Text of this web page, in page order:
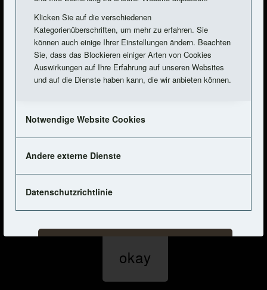
Klicken Sie auf die verschiedenen
Kategorienüberschriften, um mehr zu erfahren. Sie
können auch einige Ihrer Einstellungen ändern. Beachten
Sie, dass das Blockieren einiger Arten von Cookies
Auswirkungen auf Ihre Erfahrung auf unseren Websites
und auf die Dienste haben kann, die wir anbieten können.
Notwendige Website Cookies
Andere externe Dienste
Datenschutzrichtlinie
Einstellungen akzeptieren
stimmst du die Verwendung von Cookies zu.
okay